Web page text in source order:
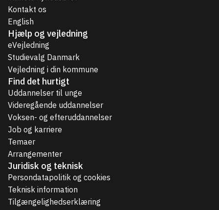
Kontakt os
English
Hjælp og vejledning
eVejledning
Studievalg Danmark
Vejledning i din kommune
Find det hurtigt
Uddannelser til unge
Videregående uddannelser
Voksen- og efteruddannelser
Job og karriere
Temaer
Arrangementer
Juridisk og teknisk
Persondatapolitik og cookies
Teknisk information
Tilgængelighedserklæring